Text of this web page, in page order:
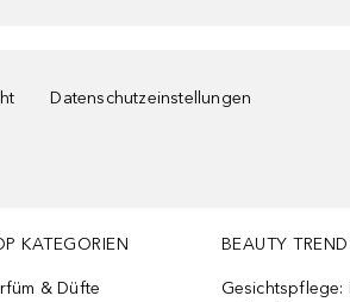
Datenschutzeinstellungen
KATEGORIEN
& Düfte
BEAUTY
Gesichtspflege: